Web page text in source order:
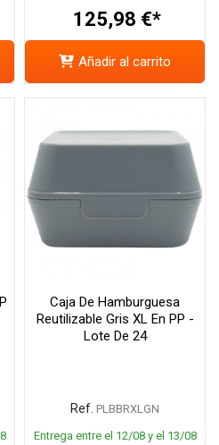
125,98 €*
Añadir al carrito
Caja De Hamburguesa
Reutilizable Gris XL En PP -
Lote De 24
Ref. PLBBRXLGN
Entrega entre el 12/08 y el 13/08